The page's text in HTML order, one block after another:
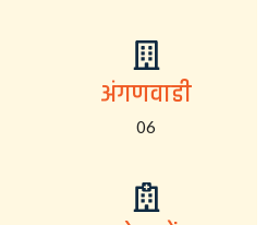
अंगणवाडी
06